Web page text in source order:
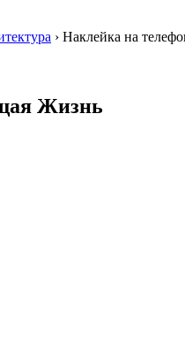
› Наклейка на
Жизнь